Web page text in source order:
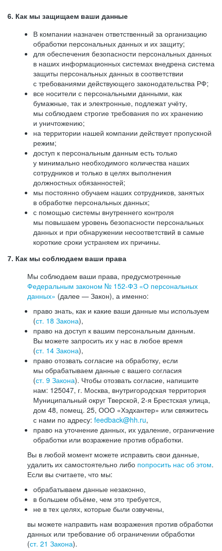
6. Как мы защищаем ваши данные
В компании назначен ответственный за организацию
обработки персональных данных и их защиту;
для обеспечения безопасности персональных данных
в наших информационных системах внедрена система
защиты персональных данных в соответствии
с требованиями действующего законодательства РФ;
все носители с персональными данными, как
бумажные, так и электронные, подлежат учёту,
мы соблюдаем строгие требования по их хранению
и уничтожению;
на территории нашей компании действует пропускной
режим;
доступ к персональным данным есть только
у минимально необходимого количества наших
сотрудников и только в целях выполнения
должностных обязанностей;
мы постоянно обучаем наших сотрудников, занятых
в обработке персональных данных;
с помощью системы внутреннего контроля
мы повышаем уровень безопасности персональных
данных и при обнаружении несоответствий в самые
короткие сроки устраняем их причины.
7. Как мы соблюдаем ваши права
Мы соблюдаем ваши права, предусмотренные
Федеральным законом № 152-ФЗ «О персональных
данных» (далее — Закон), а именно:
право знать, как и какие ваши данные мы используем
(ст. 18 Закона),
право на доступ к вашим персональным данным.
Вы можете запросить их у нас в любое время
(ст. 14 Закона),
право отозвать согласие на обработку, если
мы обрабатываем данные с вашего согласия
(ст. 9 Закона). Чтобы отозвать согласие, напишите
нам: 125047, г. Москва, внутригородская территория
Муниципальный округ Тверской, 2-я Брестская улица,
дом 48, помещ. 25, ООО «Хэдхантер» или свяжитесь
с нами по адресу: feedback@hh.ru,
право на уточнение данных, их удаление, ограничение
обработки или возражение против обработки.
Вы в любой момент можете исправить свои данные,
удалить их самостоятельно либо попросить нас об этом.
Если вы считаете, что мы:
обрабатываем данные незаконно,
в большем объёме, чем это требуется,
не в тех целях, которые были озвучены,
вы можете направить нам возражения против обработки
данных или требование об ограничении обработки
(ст. 21 Закона).